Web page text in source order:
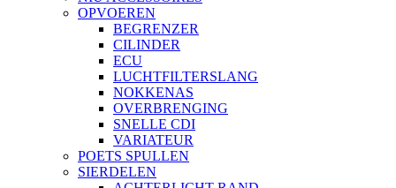
OPVOEREN
BEGRENZER
CILINDER
ECU
LUCHTFILTERSLANG
NOKKENAS
OVERBRENGING
SNELLE CDI
VARIATEUR
POETS SPULLEN
SIERDELEN